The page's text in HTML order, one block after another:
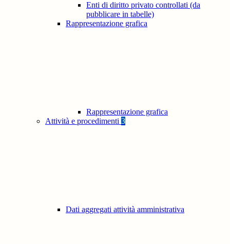
Enti di diritto privato controllati (da
pubblicare in tabelle)
Rappresentazione grafica
Rappresentazione grafica
Attività e procedimenti 3
Dati aggregati attività amministrativa